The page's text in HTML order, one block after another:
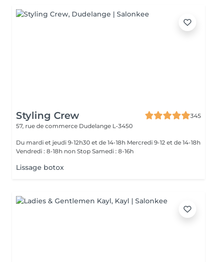
Styling Crew
345
57, rue de commerce Dudelange L-3450
Du mardi et jeudi 9-12h30 et de 14-18h Mercredi 9-12 et de 14-18h
Vendredi : 8-18h non Stop Samedi : 8-16h
Lissage botox